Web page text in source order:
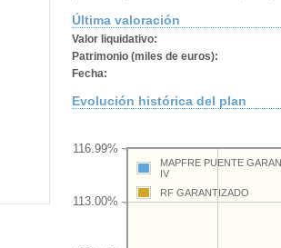
Última valoración
Valor liquidativo:
Patrimonio (miles de euros):
Fecha:
Evolución histórica del plan
113.00%
116.99%
MAPFRE PUENTE
IV
RF GARANTIZADO